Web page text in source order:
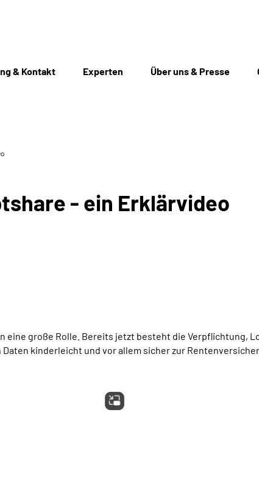
& Kontakt Experten Über uns & Presse
- ein Erklärvideo
eine große Rolle. Bereits jetzt besteht die Verpflichtung,
kinderleicht und vor allem sicher zur